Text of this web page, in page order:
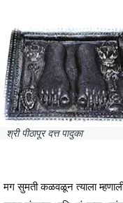
श्री पीठापूर दत्त पादुका
मग सुमती कळवळून त्याला